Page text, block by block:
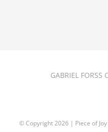
GABRIEL FORSS
© Copyright2026 | Piece of